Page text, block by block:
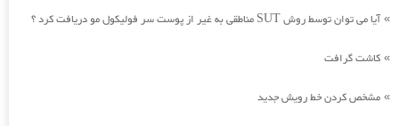
»آیا می توان توسط روش SUT مناطقی به غیر از پوست سر فولیکول مو دریافت کرد ؟
» کاشت گرافت
» مشخص کردن خط رویش جدید